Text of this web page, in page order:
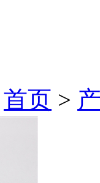
首页 >